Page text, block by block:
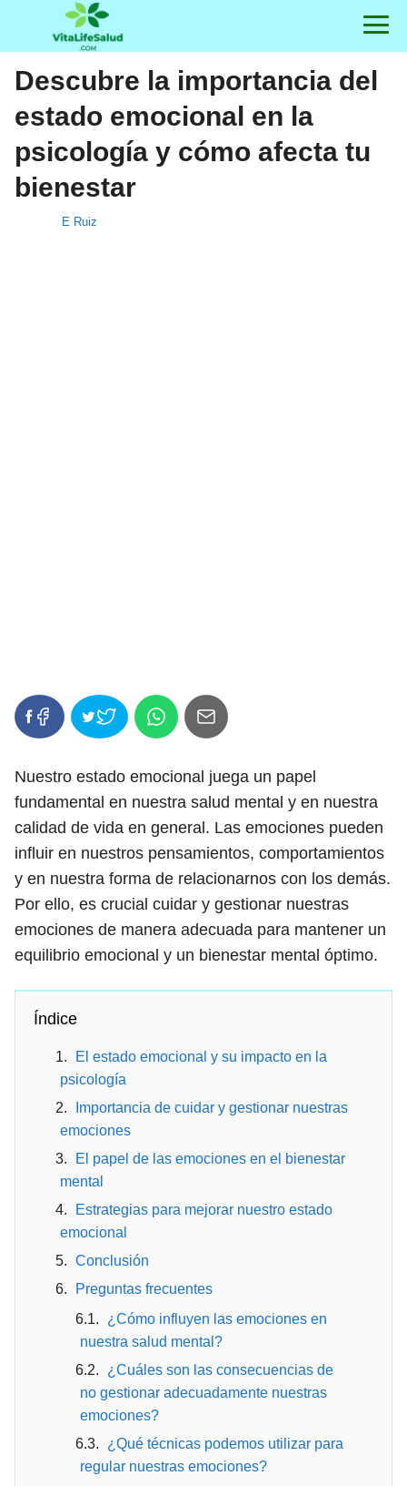
Descubre la importancia del
estado emocional en la
psicología y cómo afecta tu
bienestar
E Ruiz
Nuestro estado emocional juega un papel
fundamental en nuestra salud mental y en nuestra
calidad de vida en general. Las emociones pueden
influir en nuestros pensamientos, comportamientos
y en nuestra forma de relacionarnos con los demás.
Por ello, es crucial cuidar y gestionar nuestras
emociones de manera adecuada para mantener un
equilibrio emocional y un bienestar mental óptimo.
Índice
El estado emocional y su impacto en la
psicología
Importancia de cuidar y gestionar nuestras
emociones
El papel de las emociones en el bienestar
mental
Estrategias para mejorar nuestro estado
emocional
Conclusión
Preguntas frecuentes
¿Cómo influyen las emociones en
nuestra salud mental?
¿Cuáles son las consecuencias de
no gestionar adecuadamente nuestras
emociones?
¿Qué técnicas podemos utilizar para
regular nuestras emociones?